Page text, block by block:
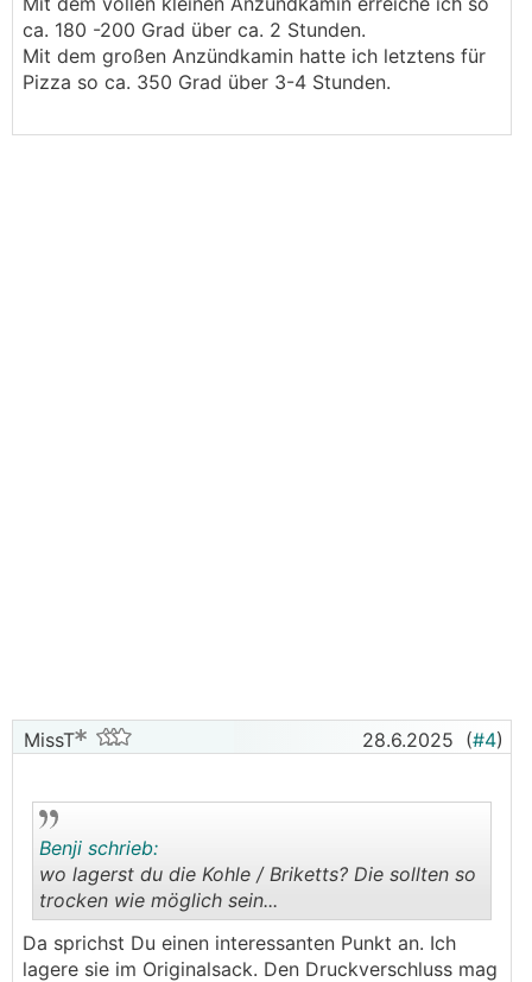
ca. 180 -200 Grad über ca. 2 Stunden.
Mit dem großen Anzündkamin hatte ich letztens für
Pizza so ca. 350 Grad über 3-4 Stunden.
MissT 28.6.2025 (#4)
..
Benji schrieb:
wo lagerst du die Kohle / Briketts? Die sollten so
trocken wie möglich sein...
Da sprichst Du einen interessanten Punkt an. Ich
lagere sie im Originalsack. Den Druckverschluss mag